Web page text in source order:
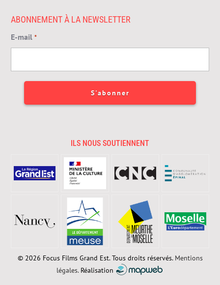
ABONNEMENT À LA NEWSLETTER
E-mail *
ILS NOUS SOUTIENNENT
© 2026 Focus Films Grand Est. Tous droits réservés. Mentions
légales.Réalisation